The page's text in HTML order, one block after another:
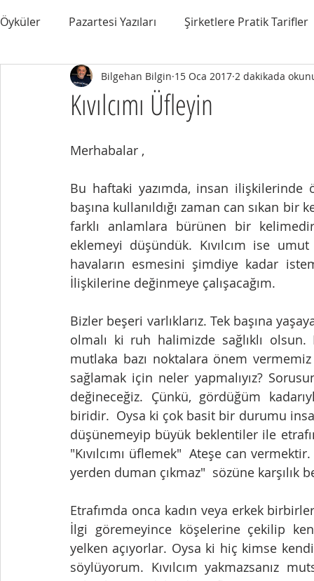
Öyküler Pazartesi Yazıları Şirketlere Pratik Tarifler
Kıvılcımı Üfleyin
Bilgehan Bilgin 15 Oca 2017 2 dakikada
Merhabalar ,
Bu haftaki yazımda, insan ilişkilerinde
başına kullanıldığı zaman can sıkan
farklı anlamlara bürünen bir
eklemeyi düşündük. Kıvılcım ise
havaların esmesini şimdiye kadar
İlişkilerine değinmeye çalışacağım.
Bizler beşeri varlıklarız. Tek başına
olmalı ki ruh halimizde sağlıklı
mutlaka bazı noktalara önem
sağlamak için neler yapmalıyız?
değineceğiz. Çünkü, gördüğüm
biridir.  Oysa ki çok basit bir durumu
düşünemeyip büyük beklentiler ile
"Kıvılcımı üflemek"  Ateşe can
yerden duman çıkmaz"  sözüne
Etrafımda onca kadın veya erkek
İlgi göremeyince köşelerine çekilip
yelken açıyorlar. Oysa ki hiç kimse
söylüyorum. Kıvılcım yakmazsanız